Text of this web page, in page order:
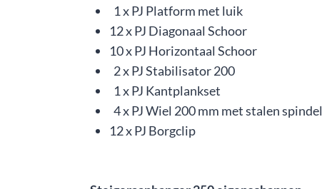
1 x PJ Platform met luik
12 x PJ Diagonaal Schoor
10 x PJ Horizontaal Schoor
2 x PJ Stabilisator 200
1 x PJ Kantplankset
4 x PJ Wiel 200 mm met stalen spindel
12 x PJ Borgclip